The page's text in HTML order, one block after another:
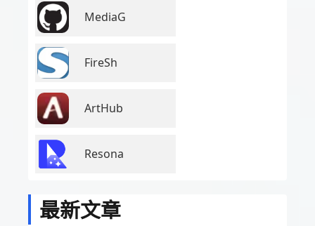
MediaG
FireSh
ArtHub
Resona
最新文章